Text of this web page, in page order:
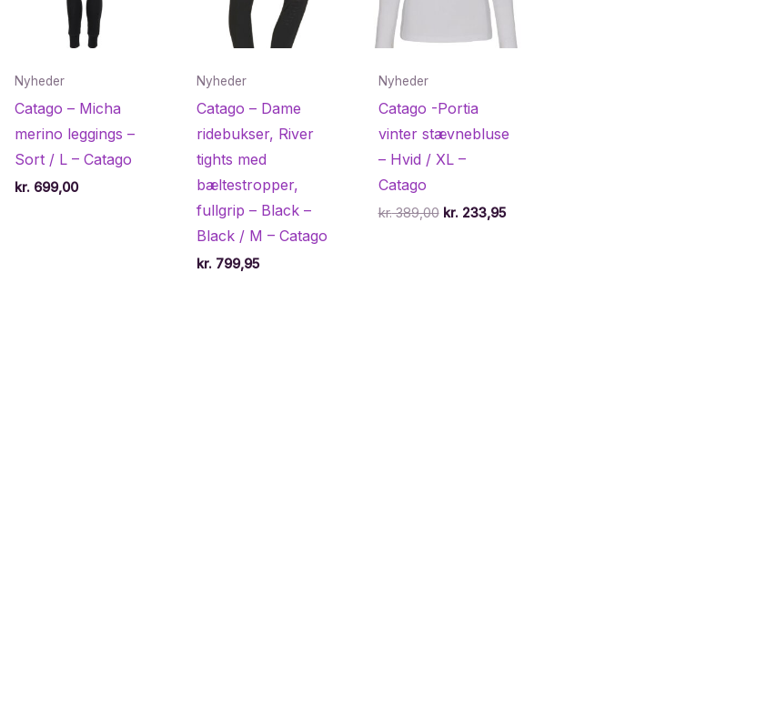
Nyheder
Catago – Micha
merino leggings –
Sort / L – Catago
kr. 699,00
Nyheder
Catago – Dame
ridebukser, River
tights med
bæltestropper,
fullgrip – Black –
Black / M – Catago
kr.799,95
Nyheder
Catago -Portia
vinter stævnebluse
– Hvid / XL –
Catago
kr.389,00 Den
kr.233,95Den